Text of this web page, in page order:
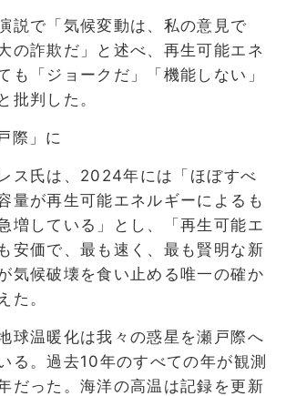
説で「気候変動は、私の意見で
の詐欺だ」と述べ、再生可能エネ
も「ジョークだ」「機能しない」
批判した。
際」に
ス氏は、2024年には「ほぼすべ
量が再生可能エネルギーによるも
増している」とし、「再生可能エ
安価で、最も速く、最も賢明な新
気候破壊を食い止める唯一の確か
た。
球温暖化は我々の惑星を瀬戸際へ
る。過去10年のすべての年が観測
だった。海洋の高温は記録を更新